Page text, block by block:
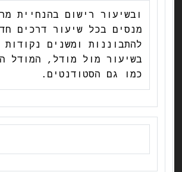
ובשיעור רישום בהנחיית
מנסים בכל שיעור דרכים
להתבוננות ומשנים נקודות
בשיעור מול מודל, המודל
כמו גם הסטודנטים.